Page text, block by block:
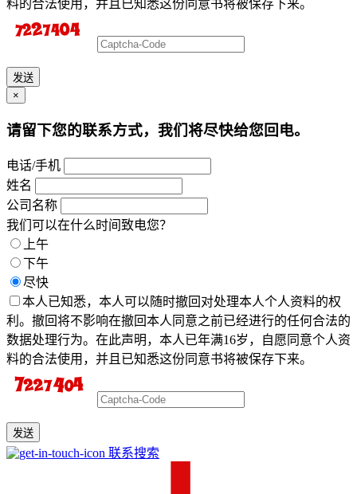
料的合法使用，并且已知悉这份同意书将被保存下来。
发送
×
请留下您的联系方式，我们将尽快给您回电。
电话/手机
姓名
公司名称
我们可以在什么时间致电您？
上午
下午
尽快
本人已知悉，本人可以随时撤回对处理本人个人资料的权
利。撤回将不影响在撤回本人同意之前已经进行的任何合法的
数据处理行为。在此声明，本人已年满16岁，自愿同意个人资
料的合法使用，并且已知悉这份同意书将被保存下来。
发送
联系搜索